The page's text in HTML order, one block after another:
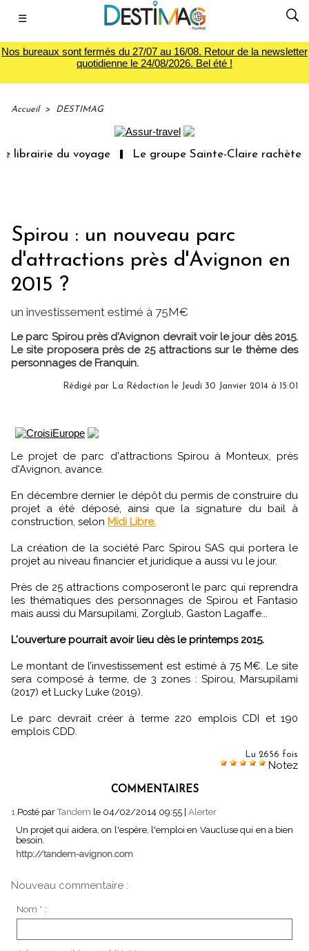
☰
Nos bureaux sont fermés du 27/07 au 16/08. Retour de la newsletter
quotidienne le 24/08/2026. Bel été !
Accueil > DESTIMAG
librairie du voyage Le groupe Sainte-Claire rachète
Spirou : un nouveau parc
d'attractions près d'Avignon en
2015 ?
un investissement estimé à 75M€
Le parc Spirou près d'Avignon devrait voir le jour dès 2015.
Le site proposera près de 25 attractions sur le thème des
personnages de Franquin.
Rédigé par La Rédaction le Jeudi 30 Janvier 2014 à 15:01
Le projet de parc d'attractions Spirou à Monteux, près
d'Avignon, avance.
En décembre dernier le dépôt du permis de construire du
projet a été déposé, ainsi que la signature du bail à
construction, selon Midi Libre.
La création de la société Parc Spirou SAS qui portera le
projet au niveau financier et juridique a aussi vu le jour.
Près de 25 attractions composeront le parc qui reprendra
les thématiques des personnages de Spirou et Fantasio
mais aussi du Marsupilami, Zorglub, Gaston Lagaffe...
L'ouverture pourrait avoir lieu dès le printemps 2015.
Le montant de l’investissement est estimé à 75 M€. Le site
sera composé à terme, de 3 zones : Spirou, Marsupilami
(2017) et Lucky Luke (2019).
Le parc devrait créer à terme 220 emplois CDI et 190
emplois CDD.
Lu 2656 fois
Notez
COMMENTAIRES
1. Posté parTandem le 04/02/2014 09:55 | Alerter
Un projet qui aidera, on l'espère, l'emploi en Vaucluse qui en a bien
besoin.
http://tandem-avignon.com
Nouveau commentaire :
Nom * :